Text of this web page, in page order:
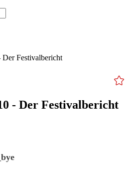
Festivalbericht
- Der Festivalbericht